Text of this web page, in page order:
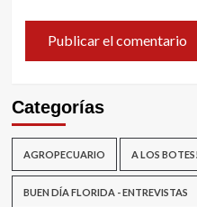
Categorías
AGROPECUARIO A LOS BOTES!
BUEN DÍA FLORIDA - ENTREVISTAS